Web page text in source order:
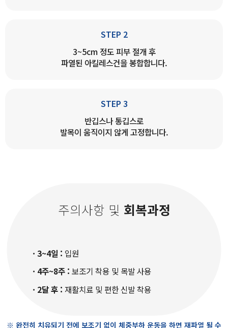
STEP 2
3~5cm 정도 피부 절개 후
파열된 아킬레스건을 봉합합니다.
STEP 3
반깁스나 통깁스로
발목이 움직이지 않게 고정합니다.
주의사항 및 회복과정
· 3~4일 : 입원
· 4주~8주 : 보조기 착용 및 목발 사용
· 2달 후 : 재활치료 및 편한 신발 착용
※ 완전히 치유되기 전에 보조기 없이 체중부하 운동을 하면 재파열 될 수